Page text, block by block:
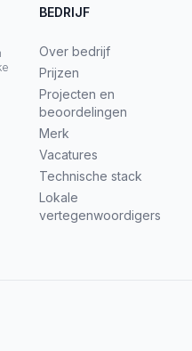
BEDRIJF
Over bedrijf
Prijzen
Projecten en
beoordelingen
Merk
Vacatures
Technische stack
Lokale
vertegenwoordigers